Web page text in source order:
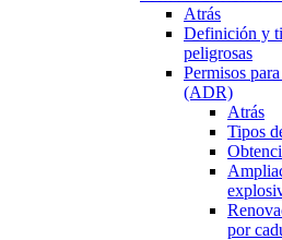
Atrás
Definición y
peligrosas
Permisos
(ADR)
Atrás
Tipos
por